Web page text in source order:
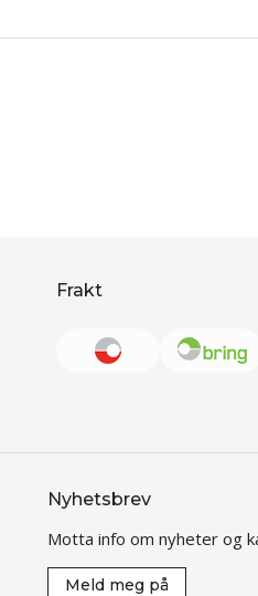
Frakt
Nyhetsbrev
Motta info om nyheter og
Meld meg på